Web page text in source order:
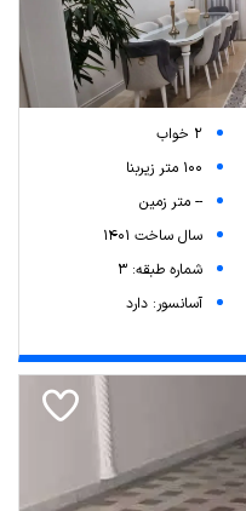
2 خواب
100 متر زیربنا
-- متر زمین
سال ساخت 1401
شماره طبقه: 3
آسانسور: دارد